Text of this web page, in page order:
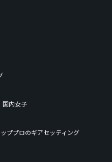
国内女子
ッププロのギアセッティング